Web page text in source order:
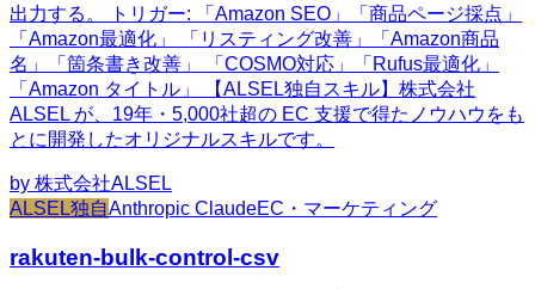
出力する。 トリガー: 「Amazon SEO」「商品ページ採点」
「Amazon最適化」 「リスティング改善」「Amazon商品
名」「箇条書き改善」 「COSMO対応」「Rufus最適化」
「Amazon タイトル」 【ALSEL独自スキル】株式会社
ALSEL が、19年・5,000社超の EC 支援で得たノウハウをも
とに開発したオリジナルスキルです。
by 株式会社ALSEL
ALSEL独自Anthropic ClaudeEC・マーケティング
rakuten-bulk-control-csv